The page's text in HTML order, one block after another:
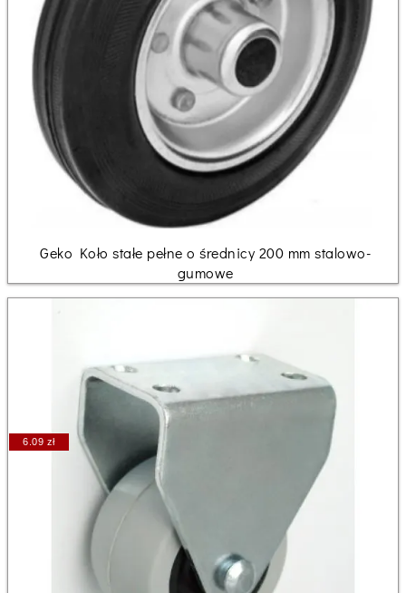
Geko Koło stałe pełne o średnicy 200 mm stalowo-
gumowe
6.09 zł